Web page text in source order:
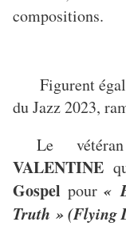
compositions.
Figurent
du Jazz 2023,
Le
VALENTINE
Gospel pour«
Truth » (Flying